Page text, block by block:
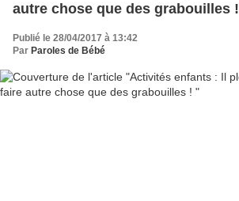
autre chose que des grabouilles !
Publié le 28/04/2017 à 13:42
Par Paroles de Bébé